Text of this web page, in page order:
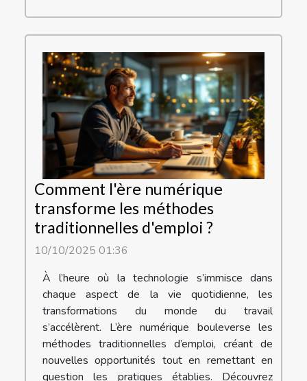
Comment l'ère numérique
transforme les méthodes
traditionnelles d'emploi ?
10/10/2025 01:36
À l’heure où la technologie s’immisce dans
chaque aspect de la vie quotidienne, les
transformations du monde du travail
s’accélèrent. L’ère numérique bouleverse les
méthodes traditionnelles d’emploi, créant de
nouvelles opportunités tout en remettant en
question les pratiques établies. Découvrez